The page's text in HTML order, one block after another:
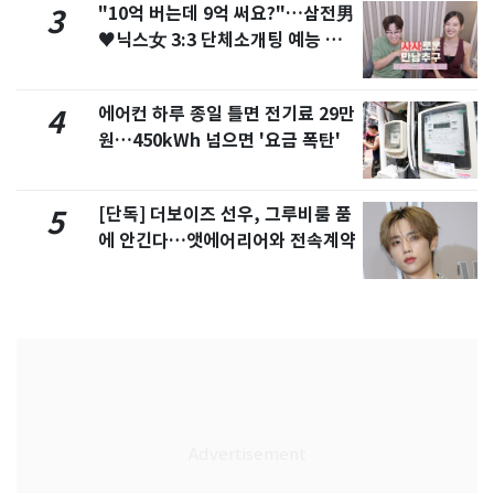
3
"10억 버는데 9억 써요?"…삼전男
♥닉스女 3:3 단체소개팅 예능 화
4
에어컨 하루 종일 틀면 전기료 29만
원…450kWh 넘으면 '요금 폭탄'
5
[단독] 더보이즈 선우, 그루비룸 품
에 안긴다…앳에어리어와 전속계약